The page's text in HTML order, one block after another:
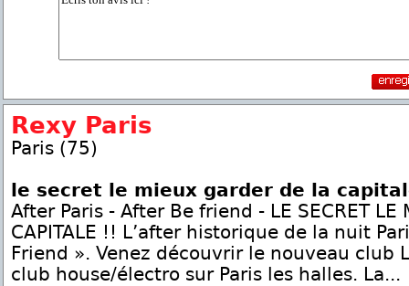
Rexy Paris
Paris (75)
le secret le mieux garder de la
After Paris - After Be friend - LE SECRET LE
CAPITALE !! L’after historique de la nuit
Friend ». Venez découvrir le nouveau club
club house/électro sur Paris les halles. La...